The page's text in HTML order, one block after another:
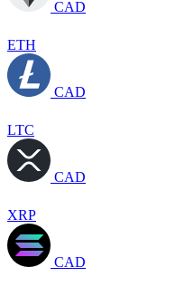
CAD
ETH
CAD
LTC
CAD
XRP
CAD